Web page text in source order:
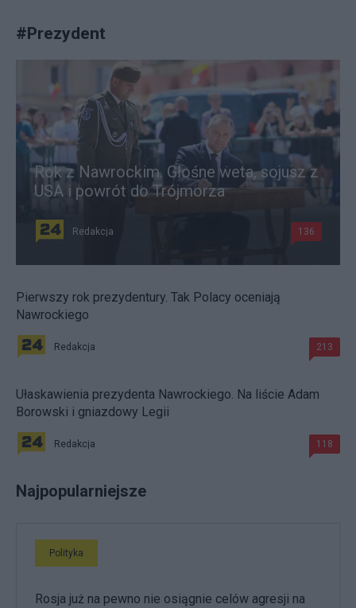
#Prezydent
Rok z Nawrockim. Głośne weta, sojusz z
USA i powrót do Trójmorza
Redakcja 136
Pierwszy rok prezydentury. Tak Polacy oceniają
Nawrockiego
Redakcja 213
Ułaskawienia prezydenta Nawrockiego. Na liście Adam
Borowski i gniazdowy Legii
Redakcja 118
Najpopularniejsze
Polityka
Rosja już na pewno nie osiągnie celów agresji na